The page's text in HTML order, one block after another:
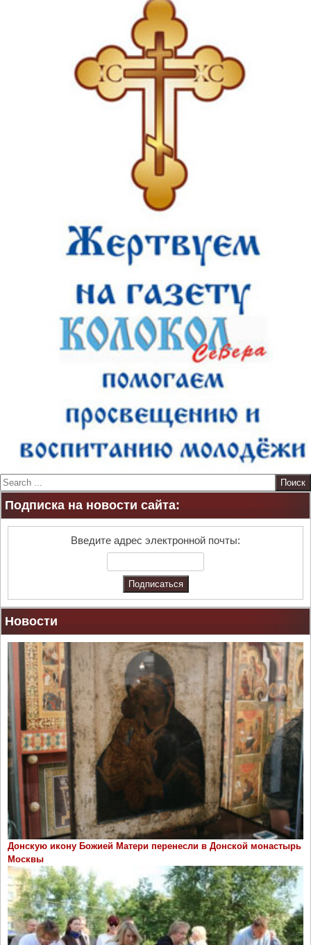
S
e
r
Подписка на новости сайта:
Введите адрес электронной почты:
Новости
Донскую икону Божией Матери перенесли в Донской монастырь
Москвы